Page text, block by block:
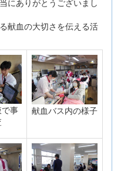
献血の大切さを伝える活
事
献血バス内の様子